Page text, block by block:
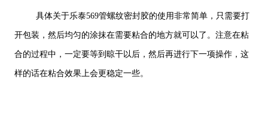
具体关于乐泰569管螺纹密封胶的使用非常简单，只需要打
开包装，然后均匀的涂抹在需要粘合的地方就可以了。注意在粘
合的过程中，一定要等到晾干以后，然后再进行下一项操作，这
样的话在粘合效果上会更稳定一些。